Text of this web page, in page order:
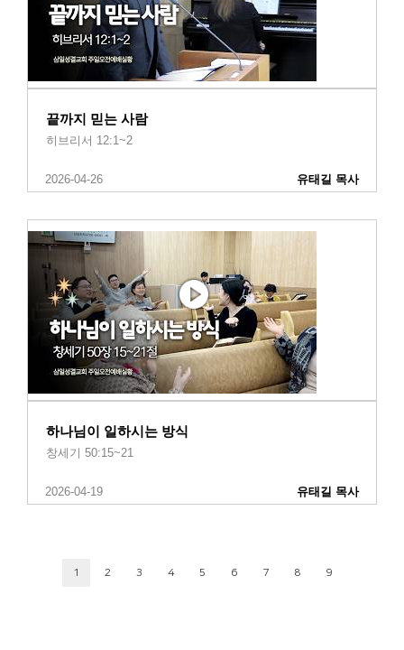
끝까지 믿는 사람
히브리서 12:1~2
2026-04-26 유태길 목사
하나님이 일하시는 방식
창세기 50:15~21
2026-04-19 유태길 목사
1 2 3 4 5 6 7 8 9